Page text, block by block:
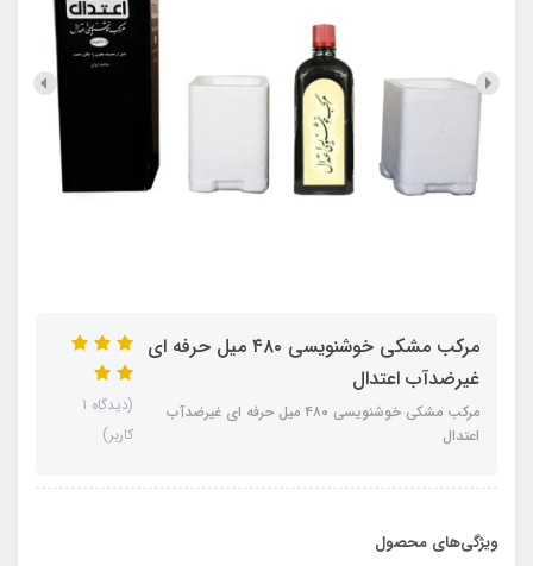
مرکب مشکی خوشنویسی ۴۸۰ میل حرفه ای
غیرضدآب اعتدال
مرکب مشکی خوشنویسی ۴۸۰ میل حرفه ای غیرضدآب
اعتدال
(دیدگاه 1
کاربر)
ویژگی‌های محصول